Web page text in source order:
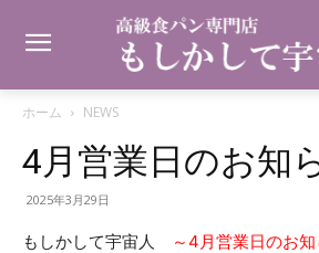
ホーム NEWS
4月営業日のお知
2025年3月29日
もしかして宇宙人 ～4月営業日のお知